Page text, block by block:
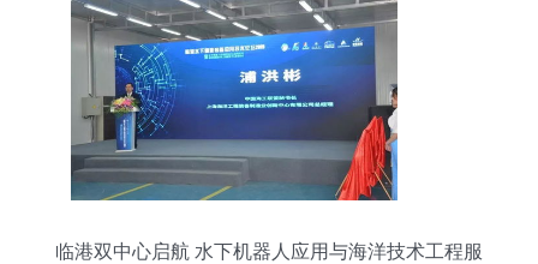
临港双中心启航 水下机器人应用与海洋技术工程服